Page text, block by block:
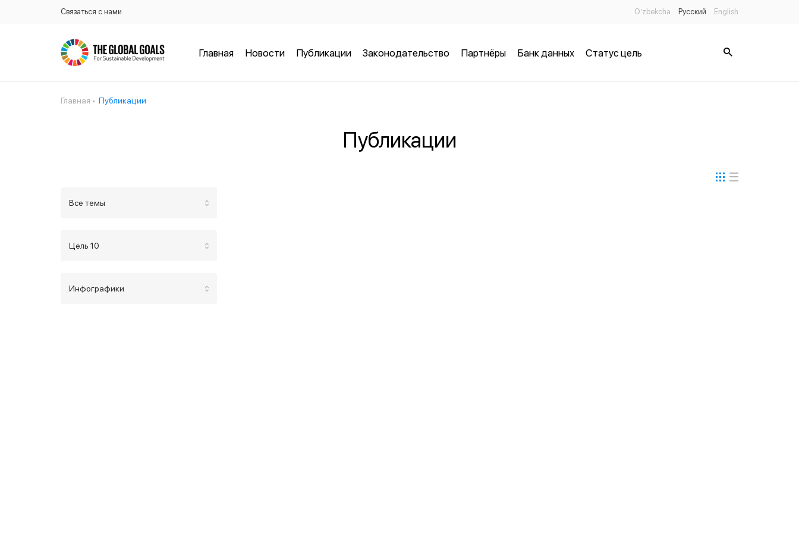
Связаться с нами O’zbekcha Русский English
Главная Новости Публикации Законодательство Партнёры Банк данных Статус цель
Главная Публикации
Публикации
Все темы
Цель 10
Инфографики